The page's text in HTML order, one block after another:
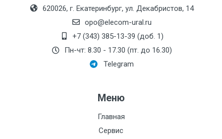
620026, г. Екатеринбург, ул. Декабристов, 14
opo@elecom-ural.ru
+7 (343) 385-13-39 (доб. 1)
Пн-чт: 8.30 - 17.30 (пт. до 16.30)
Telegram
Меню
Главная
Сервис